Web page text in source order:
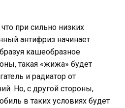
при сильно низких
антифриз начинает
кашеобразное
такая «жижа» будет
и радиатор от
Но, с другой стороны,
в таких условиях будет